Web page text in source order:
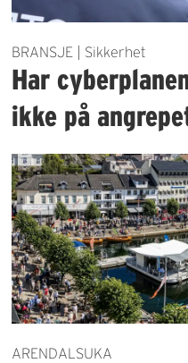
BRANSJE | Sikkerhet
Har
ikke på
ARENDALSUKA